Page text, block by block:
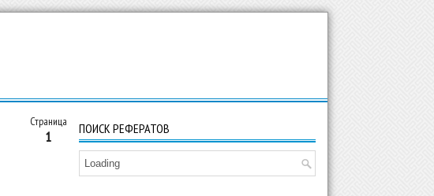
Страница
1 ПОИСК РЕФЕРАТОВ
Loading